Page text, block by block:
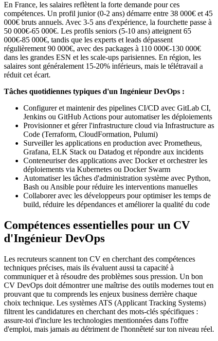
En France, les salaires reflètent la forte demande pour ces
compétences. Un profil junior (0-2 ans) démarre entre 38 000€ et 45
000€ bruts annuels. Avec 3-5 ans d'expérience, la fourchette passe à
50 000€-65 000€. Les profils seniors (5-10 ans) atteignent 65
000€-85 000€, tandis que les experts et leads dépassent
régulièrement 90 000€, avec des packages à 110 000€-130 000€
dans les grandes ESN et les scale-ups parisiennes. En région, les
salaires sont généralement 15-20% inférieurs, mais le télétravail a
réduit cet écart.
Tâches quotidiennes typiques d'un Ingénieur DevOps :
Configurer et maintenir des pipelines CI/CD avec GitLab CI,
Jenkins ou GitHub Actions pour automatiser les déploiements
Provisionner et gérer l'infrastructure cloud via Infrastructure as
Code (Terraform, CloudFormation, Pulumi)
Surveiller les applications en production avec Prometheus,
Grafana, ELK Stack ou Datadog et répondre aux incidents
Conteneuriser des applications avec Docker et orchestrer les
déploiements via Kubernetes ou Docker Swarm
Automatiser les tâches d'administration système avec Python,
Bash ou Ansible pour réduire les interventions manuelles
Collaborer avec les développeurs pour optimiser les temps de
build, réduire les dépendances et améliorer la qualité du code
Compétences essentielles pour un CV
d'Ingénieur DevOps
Les recruteurs scannent ton CV en cherchant des compétences
techniques précises, mais ils évaluent aussi ta capacité à
communiquer et à résoudre des problèmes sous pression. Un bon
CV DevOps doit démontrer une maîtrise des outils modernes tout en
prouvant que tu comprends les enjeux business derrière chaque
choix technique. Les systèmes ATS (Applicant Tracking Systems)
filtrent les candidatures en cherchant des mots-clés spécifiques :
assure-toi d'inclure les technologies mentionnées dans l'offre
d'emploi, mais jamais au détriment de l'honnêteté sur ton niveau réel.